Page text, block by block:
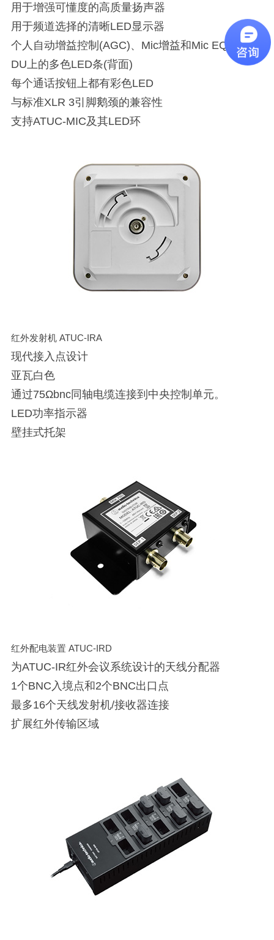
用于增强可懂度的高质量扬声器
用于频道选择的清晰LED显示器
个人自动增益控制(AGC)、Mic增益和Mic EQ
DU上的多色LED条(背面)
每个通话按钮上都有彩色LED
与标准XLR 3引脚鹅颈的兼容性
支持ATUC-MIC及其LED环
红外发射机 ATUC-IRA
现代接入点设计
亚瓦白色
通过75Ωbnc同轴电缆连接到中央控制单元。
LED功率指示器
壁挂式托架
红外配电装置 ATUC-IRD
为ATUC-IR红外会议系统设计的天线分配器
1个BNC入境点和2个BNC出口点
最多16个天线发射机/接收器连接
扩展红外传输区域